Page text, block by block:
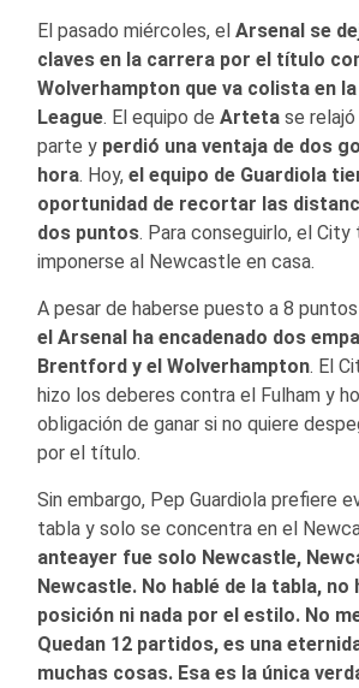
El pasado miércoles, el Arsenal se
claves en la carrera por el título
Wolverhampton que va colista en la
League. El equipo de Arteta se
parte y perdió una ventaja de dos
hora. Hoy, el equipo de Guardiola
oportunidad de recortar las
dos puntos. Para conseguirlo, el City
imponerse al Newcastle en casa.
A pesar de haberse puesto a 8
el Arsenal ha encadenado dos
Brentford y el Wolverhampton. El
hizo los deberes contra el Fulham y
obligación de ganar si no quiere
por el título.
Sin embargo, Pep Guardiola prefiere
tabla y solo se concentra en el
anteayer fue solo Newcastle,
Newcastle. No hablé de la tabla, no
posición ni nada por el estilo. No
Quedan 12 partidos, es una
muchas cosas. Esa es la única